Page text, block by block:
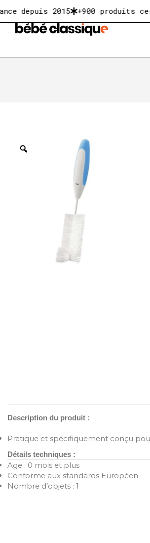
2015 +900 produits
Description du produit :
Pratique et spécifiquement conçu
Détails techniques :
Age : 0 mois et plus
Conforme aux standards Européen
Nombre d’objets : 1